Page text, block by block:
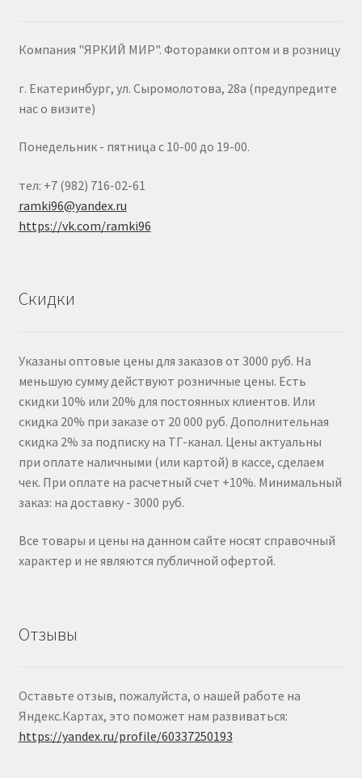
Компания "ЯРКИЙ МИР". Фоторамки оптом и в розницу
г. Екатеринбург, ул. Сыромолотова, 28а (предупредите
нас о визите)
Понедельник - пятница с 10-00 до 19-00.
тел: +7 (982) 716-02-61
ramki96@yandex.ru
https://vk.com/ramki96
Скидки
Указаны оптовые цены для заказов от 3000 руб. На
меньшую сумму действуют розничные цены. Есть
скидки 10% или 20% для постоянных клиентов. Или
скидка 20% при заказе от 20 000 руб. Дополнительная
скидка 2% за подписку на ТГ-канал. Цены актуальны
при оплате наличными (или картой) в кассе, сделаем
чек. При оплате на расчетный счет +10%. Минимальный
заказ: на доставку - 3000 руб.
Все товары и цены на данном сайте носят справочный
характер и не являются публичной офертой.
Отзывы
Оставьте отзыв, пожалуйста, о нашей работе на
Яндекс.Картах, это поможет нам развиваться:
https://yandex.ru/profile/60337250193